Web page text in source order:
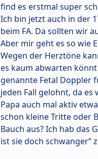
find es erstmal super
Ich bin jetzt auch in der
beim FA. Da sollten wir
Aber mir geht es so wie
Wegen der Herztöne
es kaum abwarten
genannte Fetal Doppler
jeden Fall gelohnt, da
Papa auch mal aktiv
schon kleine Tritte oder
Bauch aus? Ich hab das
ist sie doch schwanger“